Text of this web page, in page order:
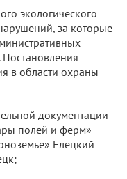
экологического
за которые
в области охраны
документации
полей и ферм»
Елецкий